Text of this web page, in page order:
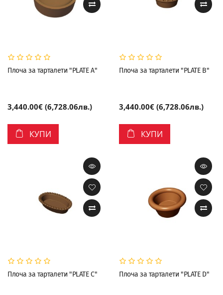
Плоча за тарталети "PLATE A"
3,440.00€ (6,728.06лв.)
КУПИ
Плоча за тарталети "PLATE B"
3,440.00€ (6,728.06лв.)
КУПИ
Плоча за тарталети "PLATE C" Плоча за тарталети "PLATE D"